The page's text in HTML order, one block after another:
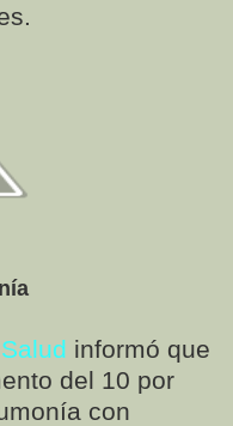
informó que
del 10 por
con